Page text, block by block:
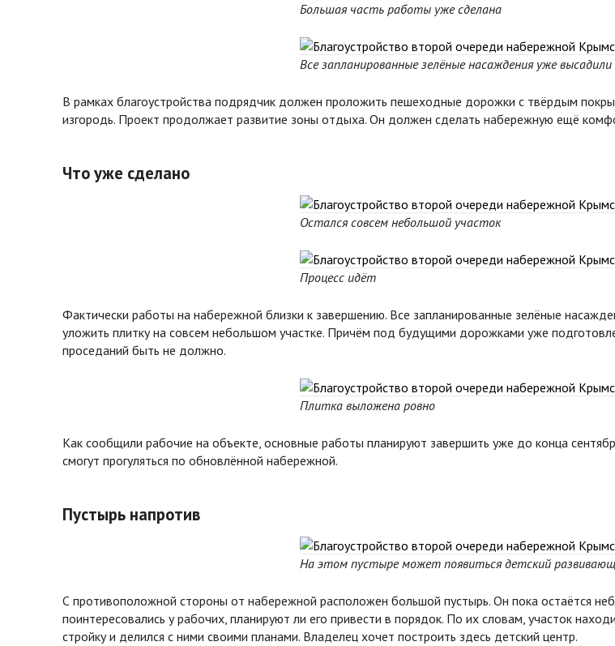
Большая часть работы уже сделана
Все запланированные зелёные насаждения уже высадили
В рамках благоустройства подрядчик должен проложить пешеходные дорожки с твёрдым
изгородь. Проект продолжает развитие зоны отдыха. Он должен сделать набережную ещё
Что уже сделано
Остался совсем небольшой участок
Процесс идёт
Фактически работы на набережной близки к завершению. Все запланированные зелёные
уложить плитку на совсем небольшом участке. Причём под будущими дорожками уже
проседаний быть не должно.
Плитка выложена ровно
Как сообщили рабочие на объекте, основные работы планируют завершить уже до конца
смогут прогуляться по обновлённой набережной.
Пустырь напротив
На этом пустыре может появиться детский
С противоположной стороны от набережной расположен большой пустырь. Он пока остаётся
поинтересовались у рабочих, планируют ли его привести в порядок. По их словам, участок
стройку и делился с ними своими планами. Владелец хочет построить здесь детский центр.